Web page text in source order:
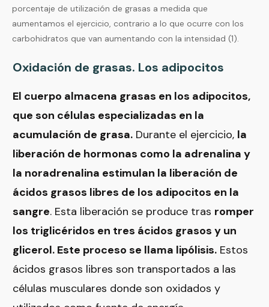
porcentaje de utilización de grasas a medida que
aumentamos el ejercicio, contrario a lo que ocurre con los
carbohidratos que van aumentando con la intensidad (1).
Oxidación de grasas. Los adipocitos
El cuerpo almacena grasas en los adipocitos,
que son células especializadas en la
acumulación de grasa. Durante el ejercicio, la
liberación de hormonas como la adrenalina y
la noradrenalina estimulan la liberación de
ácidos grasos libres de los adipocitos en la
sangre. Esta liberación se produce tras romper
los triglicéridos en tres ácidos grasos y un
glicerol. Este proceso se llama lipólisis. Estos
ácidos grasos libres son transportados a las
células musculares donde son oxidados y